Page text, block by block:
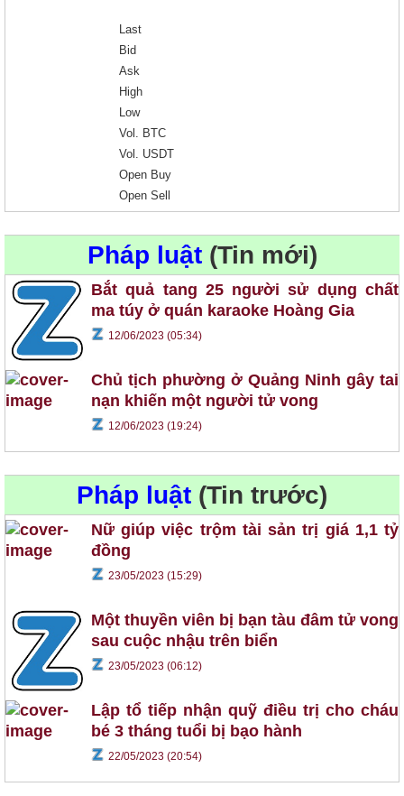
Last
Bid
Ask
High
Low
Vol. BTC
Vol. USDT
Open Buy
Open Sell
Pháp luật(Tin mới)
Bắt quả tang 25 người sử dụng chất
ma túy ở quán karaoke Hoàng Gia
12/06/2023 (05:34)
Chủ tịch phường ở Quảng Ninh gây tai
nạn khiến một người tử vong
12/06/2023 (19:24)
Pháp luật (Tin trước)
Nữ giúp việc trộm tài sản trị giá 1,1 tỷ
đồng
23/05/2023 (15:29)
Một thuyền viên bị bạn tàu đâm tử vong
sau cuộc nhậu trên biển
23/05/2023 (06:12)
Lập tổ tiếp nhận quỹ điều trị cho cháu
bé 3 tháng tuổi bị bạo hành
22/05/2023 (20:54)